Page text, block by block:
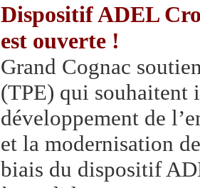
Dispositif ADEL
est ouverte !
Grand Cognac
(TPE) qui souhaitent
développement de
et la modernisation
biais du dispositif